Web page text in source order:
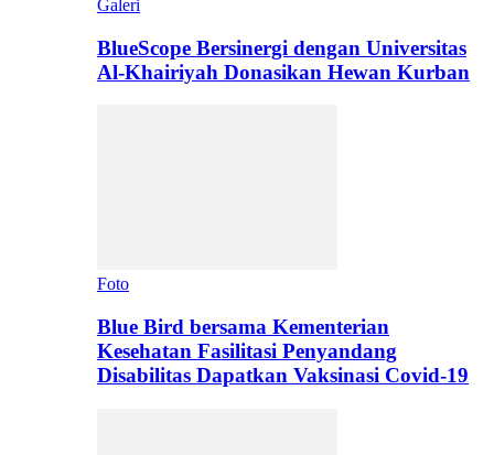
Galeri
BlueScope Bersinergi dengan Universitas
Al-Khairiyah Donasikan Hewan Kurban
Foto
Blue Bird bersama Kementerian
Kesehatan Fasilitasi Penyandang
Disabilitas Dapatkan Vaksinasi Covid-19